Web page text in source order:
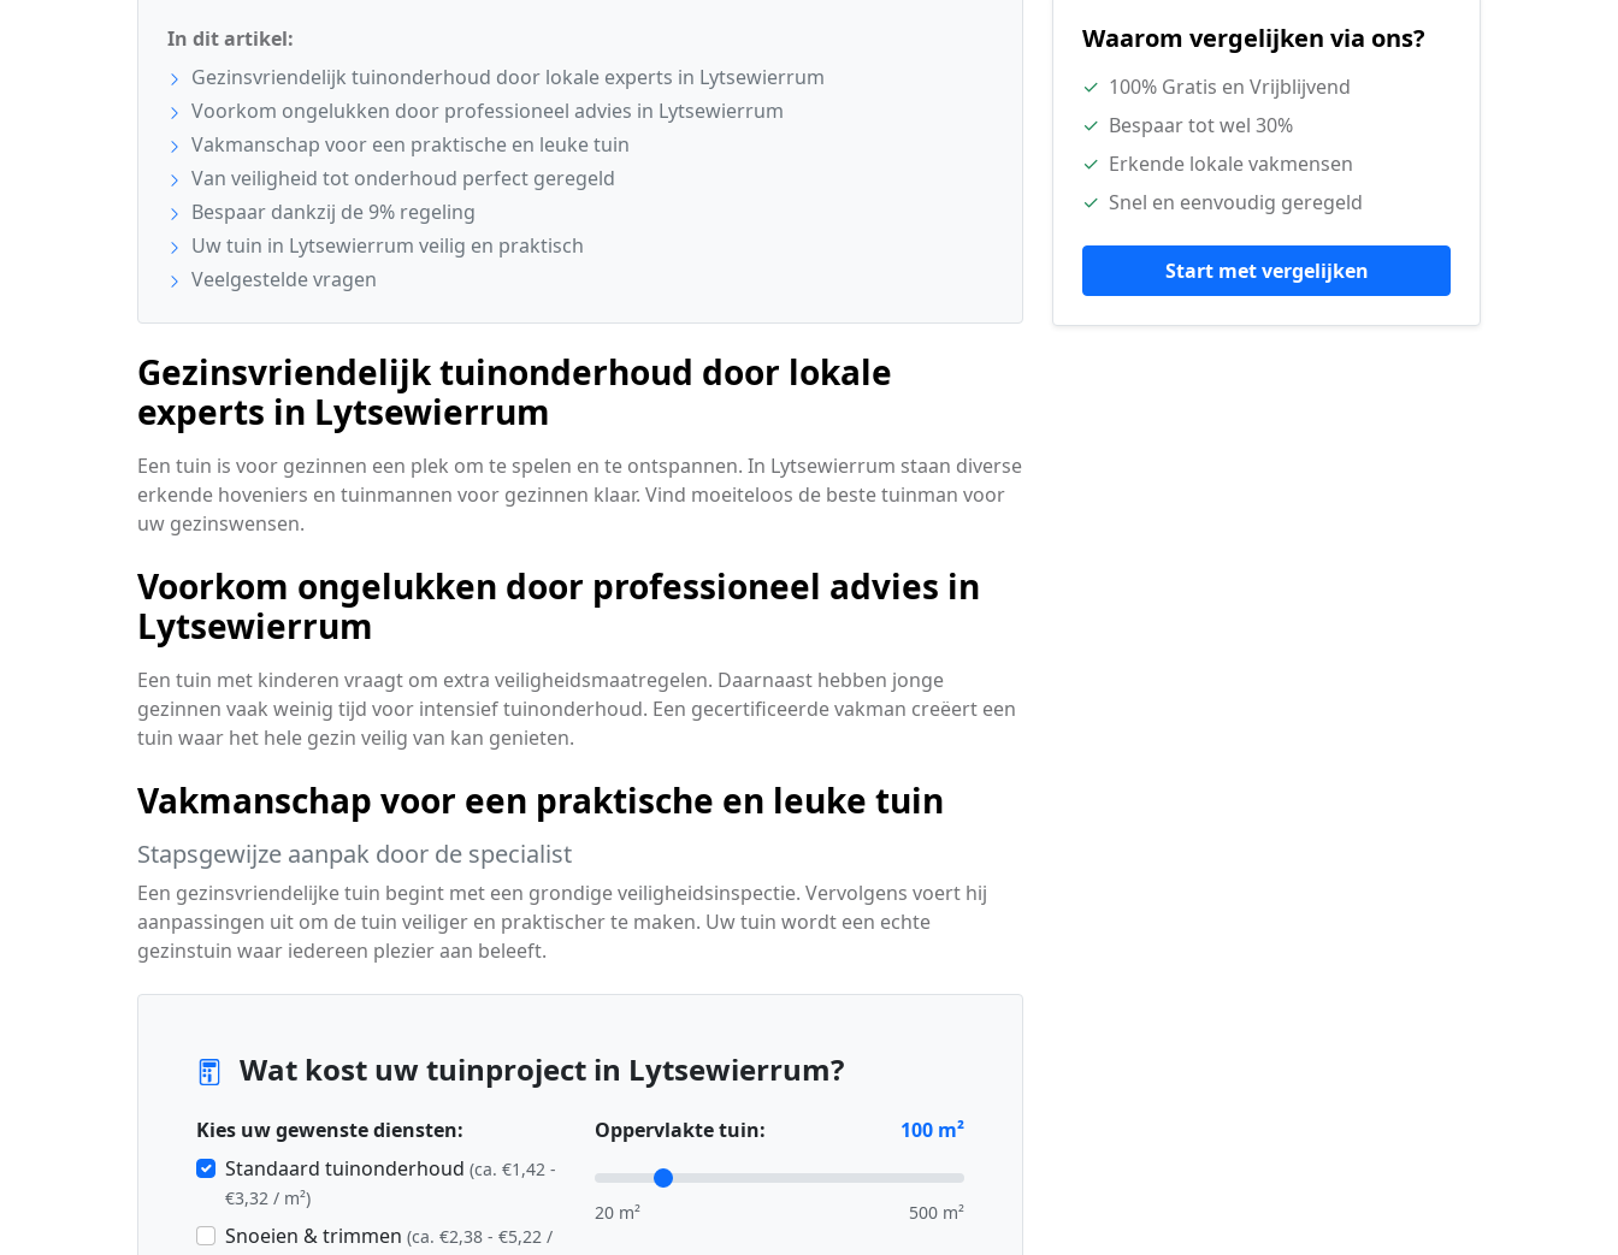
In dit artikel:
Gezinsvriendelijk tuinonderhoud door lokale experts in Lytsewierrum
Voorkom ongelukken door professioneel advies in Lytsewierrum
Vakmanschap voor een praktische en leuke tuin
Van veiligheid tot onderhoud perfect geregeld
Bespaar dankzij de 9% regeling
Uw tuin in Lytsewierrum veilig en praktisch
Veelgestelde vragen
Gezinsvriendelijk tuinonderhoud door lokale
experts in Lytsewierrum
Een tuin is voor gezinnen een plek om te spelen en te ontspannen. In Lytsewierrum staan diverse
erkende hoveniers en tuinmannen voor gezinnen klaar. Vind moeiteloos de beste tuinman voor
uw gezinswensen.
Voorkom ongelukken door professioneel advies in
Lytsewierrum
Een tuin met kinderen vraagt om extra veiligheidsmaatregelen. Daarnaast hebben jonge
gezinnen vaak weinig tijd voor intensief tuinonderhoud. Een gecertificeerde vakman creëert een
tuin waar het hele gezin veilig van kan genieten.
Vakmanschap voor een praktische en leuke tuin
Stapsgewijze aanpak door de specialist
Een gezinsvriendelijke tuin begint met een grondige veiligheidsinspectie. Vervolgens voert hij
aanpassingen uit om de tuin veiliger en praktischer te maken. Uw tuin wordt een echte
gezinstuin waar iedereen plezier aan beleeft.
Wat kost uw tuinproject in Lytsewierrum?
Kies uw gewenste diensten:
Standaard tuinonderhoud (ca. €1,42 -
€3,32 / m²)
Snoeien & trimmen (ca. €2,38 - €5,22 /
Oppervlakte tuin: 100 m²
20 m² 500 m²
Waarom vergelijken via ons?
✓ 100% Gratis en Vrijblijvend
✓ Bespaar tot wel 30%
✓ Erkende lokale vakmensen
✓ Snel en eenvoudig geregeld
Start met vergelijken